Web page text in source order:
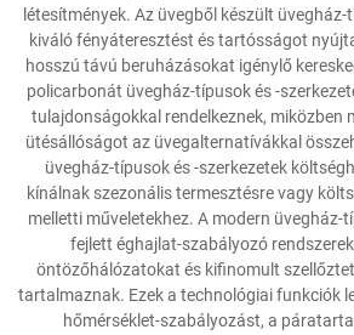
létesítmények. Az üvegből készült
kiváló fényáteresztést és tartósságot
hosszú távú beruházásokat igénylő
policarbonát üvegház-típusok és -
tulajdonságokkal rendelkeznek, miközben
ütésállóságot az üvegalternatívákkal
üvegház-típusok és -szerkezetek
kínálnak szezonális termesztésre vagy
melletti műveletekhez. A modern üvegház-
fejlett éghajlat-szabályozó
öntözőhálózatokat és kifinomult
tartalmaznak. Ezek a technológiai funkciók
hőmérséklet-szabályozást, a